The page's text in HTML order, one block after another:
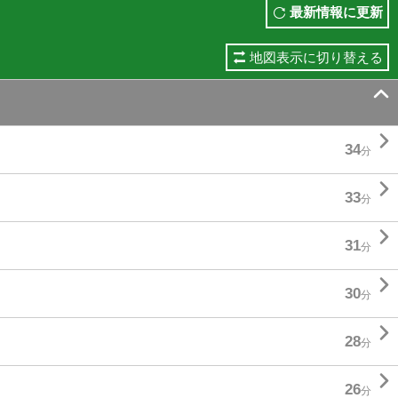
最新情報に更新
地図表示に切り替える

34分 
33分 
31分 
30分 
28分 
26分 